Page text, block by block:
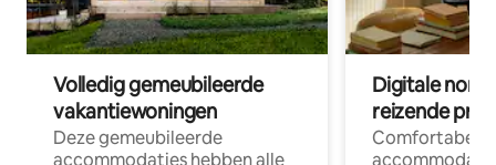
Volledig gemeubileerde
vakantiewoningen
Deze gemeubileerde
Digitale
reizende
Comfortabele